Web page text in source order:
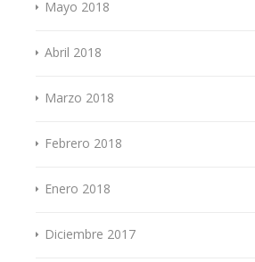
Mayo 2018
Abril 2018
Marzo 2018
Febrero 2018
Enero 2018
Diciembre 2017